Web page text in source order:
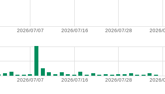
2026/
2026/07/28
2026/07/16
2026/07/07
2026/
2026/07/28
2026/07/16
2026/07/07